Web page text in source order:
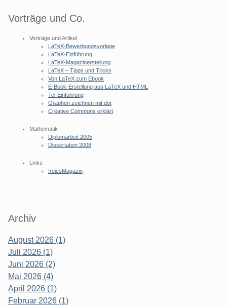
Vorträge und Co.
Vorträge und Artikel
LaTeX-Bewerbungsvorlage
LaTeX-Einführung
LaTeX-Magazinerstellung
LaTeX – Tipps und Tricks
Von LaTeX zum Ebook
E-Book-Erstellung aus LaTeX und HTML
Tcl-Einführung
Graphen zeichnen mit dot
Creative Commons erklärt
Mathematik
Diplomarbeit 2005
Dissertation 2008
Links
freiesMagazin
Archiv
August 2026 (1)
Juli 2026 (1)
Juni 2026 (2)
Mai 2026 (4)
April 2026 (1)
Februar 2026 (1)